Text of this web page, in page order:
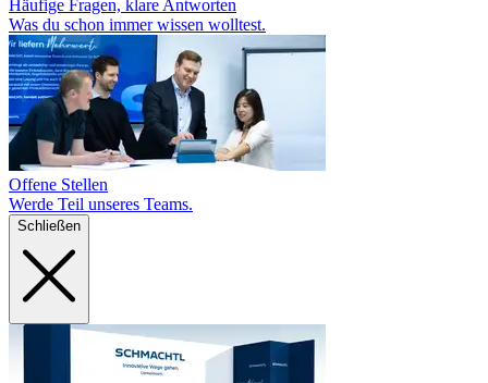
Häufige Fragen, klare Antworten
Was du schon immer wissen wolltest.
Offene Stellen
Werde Teil unseres Teams.
Schließen